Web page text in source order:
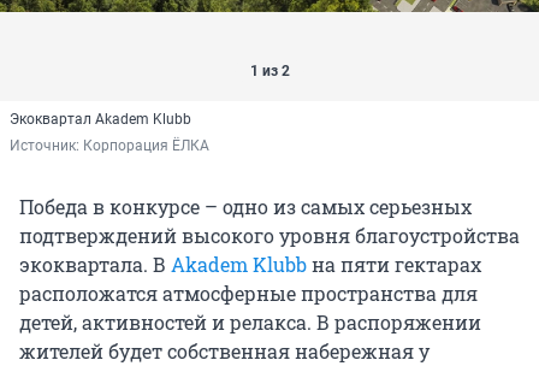
1 из 2
Экоквартал Akadem Klubb
Источник: Корпорация ЁЛКА
Победа в конкурсе – одно из самых серьезных
подтверждений высокого уровня благоустройства
экоквартала. В Akadem Klubbна пяти гектарах
расположатся атмосферные пространства для
детей, активностей и релакса. В распоряжении
жителей будет собственная набережная у